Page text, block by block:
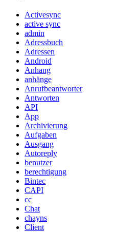
Activesync
active sync
admin
Adressbuch
Adressen
Android
Anhang
anhänge
Anrufbeantworter
Antworten
API
App
Archivierung
Aufgaben
Ausgang
Autoreply
benutzer
berechtigung
Bintec
CAPI
cc
Chat
chayns
Client